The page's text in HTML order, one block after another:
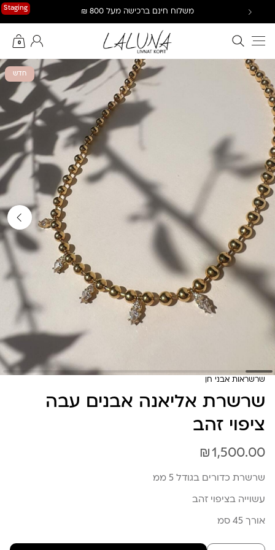
Staging משלוח חינם ברכישה מעל 800 ₪
חיפוש באתר
0
החשבון שלי
חדש
שרשראות אבני חן
שרשרת אליאנה אבנים עבה
ציפוי זהב
₪1,500.00
שרשרת כדורים בגודל 5 ממ
עשוייה בציפוי זהב
אורך 45 סמ